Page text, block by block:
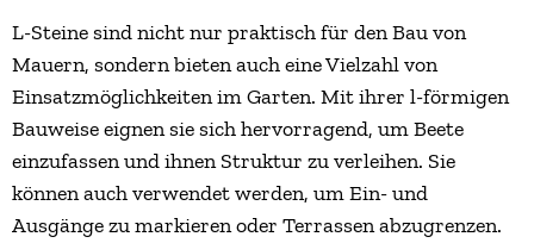
L-Steine sind nicht nur praktisch für den Bau von
Mauern, sondern bieten auch eine Vielzahl von
Einsatzmöglichkeiten im Garten. Mit ihrer l-förmigen
Bauweise eignen sie sich hervorragend, um Beete
einzufassen und ihnen Struktur zu verleihen. Sie
können auch verwendet werden, um Ein- und
Ausgänge zu markieren oder Terrassen abzugrenzen.